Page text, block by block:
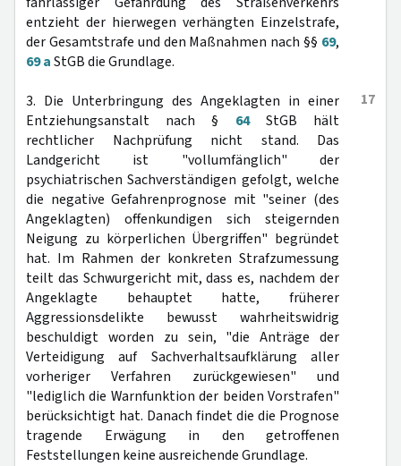
entzieht der hierwegen verhängten Einzelstrafe,
der Gesamtstrafe und den Maßnahmen nach §§ 69,
69 aStGB die Grundlage.
17
3. Die Unterbringung des Angeklagten in einer
Entziehungsanstalt nach § 64StGB hält
rechtlicher Nachprüfung nicht stand. Das
Landgericht ist "vollumfänglich" der
psychiatrischen Sachverständigen gefolgt, welche
die negative Gefahrenprognose mit "seiner (des
Angeklagten) offenkundigen sich steigernden
Neigung zu körperlichen Übergriffen" begründet
hat. Im Rahmen der konkreten Strafzumessung
teilt das Schwurgericht mit, dass es, nachdem der
Angeklagte behauptet hatte, früherer
Aggressionsdelikte bewusst wahrheitswidrig
beschuldigt worden zu sein, "die Anträge der
Verteidigung auf Sachverhaltsaufklärung aller
vorheriger Verfahren zurückgewiesen" und
"lediglich die Warnfunktion der beiden Vorstrafen"
berücksichtigt hat. Danach findet die die Prognose
tragende Erwägung in den getroffenen
Feststellungen keine ausreichende Grundlage.